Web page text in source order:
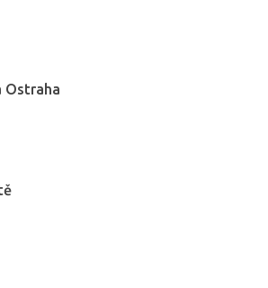
Ostraha